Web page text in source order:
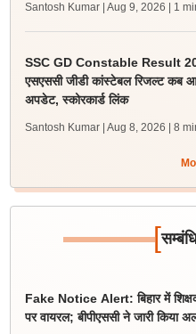
Santosh Kumar | Aug 9, 2026 | 1
SSC GD Constable Result
एसएससी जीडी कांस्टेबल रिजल्ट कब
अपडेट, स्कोरकार्ड लिंक
Santosh Kumar | Aug 8, 2026 | 8
[
Fake Notice Alert: बिहार में शिक्षक
पर वायरल; बीपीएससी ने जारी किया